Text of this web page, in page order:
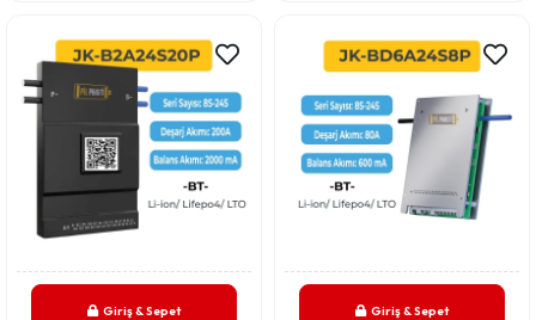
Giriş & Sepet Giriş & Sepet